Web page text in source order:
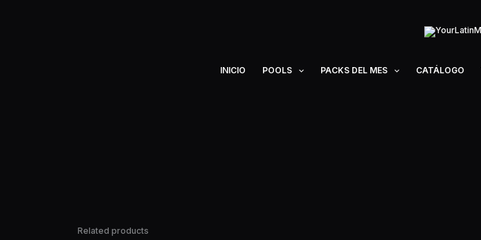
INICIO POOLS PACKS DEL MES CATÁLOGO
Related products